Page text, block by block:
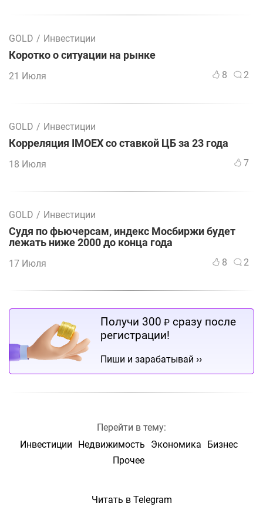
GOLD / Инвестиции
Коротко о ситуации на рынке
21 Июля 8 2
GOLD / Инвестиции
Корреляция IMOEX со ставкой ЦБ за 23 года
18 Июля 7
GOLD / Инвестиции
Судя по фьючерсам, индекс Мосбиржи будет
лежать ниже 2000 до конца года
17 Июля 8 2
Получи 300 ₽ сразу после
регистрации!
Пиши и зарабатывай ››
Перейти в тему:
Инвестиции
Недвижимость Экономика
Бизнес
Прочее
Читать в Telegram